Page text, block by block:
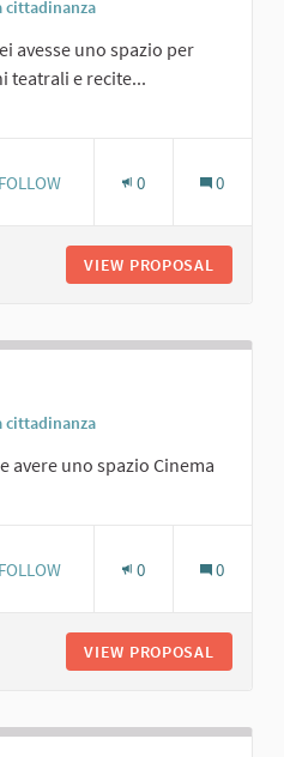
cittadinanza
avesse uno spazio per
teatrali e recite...
8 FOLLOWERS
FOLLOW 0 0
VIEW PROPOSAL
cittadinanza
avere uno spazio Cinema
8 FOLLOWERS
FOLLOW 0 0
VIEW PROPOSAL